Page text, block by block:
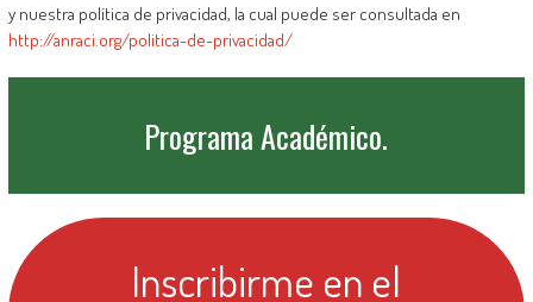
y nuestra política de privacidad, la cual puede ser consultada en
http://anraci.org/politica-de-privacidad/
Programa Académico.
Inscribirme en el